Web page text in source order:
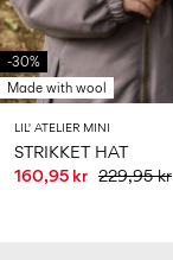
-30%
Made with wool
LIL' ATELIER MINI
STRIKKET HAT
160,95 kr 229,95 kr